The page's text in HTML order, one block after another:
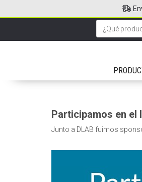
Participamos en el
Junto a DLAB fuimos